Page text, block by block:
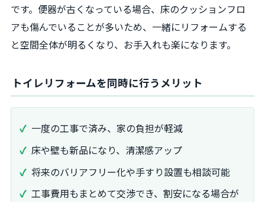
です。便器が古くなっている場合、床のクッションフロ
アも傷んでいることが多いため、一緒にリフォームする
と空間全体が明るくなり、お手入れも楽になります。
トイレリフォームを同時に行うメリット
一度の工事で済み、家の負担が軽減
床や壁も新品になり、清潔感アップ
将来のバリアフリー化や手すり設置も相談可能
工事費用もまとめて交渉でき、割安になる場合が